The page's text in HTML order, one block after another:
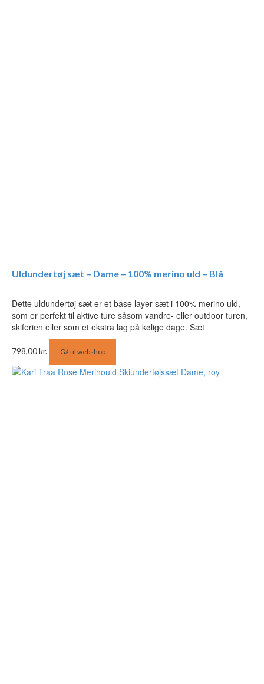
Uldundertøj sæt – Dame – 100% merino uld – Blå
Dette uldundertøj sæt er et base layer sæt i 100% merino uld,
som er perfekt til aktive ture såsom vandre- eller outdoor turen,
skiferien eller som et ekstra lag på kølige dage. Sæt
798,00kr. Gå til webshop